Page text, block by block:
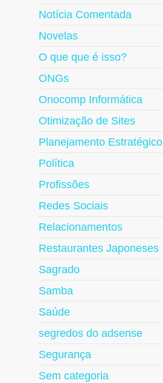
Notícia Comentada
Novelas
O que que é isso?
ONGs
Onocomp Informática
Otimização de Sites
Planejamento Estratégico
Política
Profissões
Redes Sociais
Relacionamentos
Restaurantes Japoneses
Sagrado
Samba
Saúde
segredos do adsense
Segurança
Sem categoria